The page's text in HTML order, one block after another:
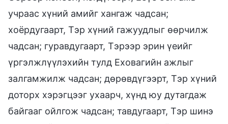
учраас хүний амийг хангаж чадсан;
хоёрдугаарт, Тэр хүний гажуудлыг өөрчилж
чадсан; гуравдугаарт, Тэрээр эрин үеийг
үргэлжлүүлэхийн тулд Еховагийн ажлыг
залгамжилж чадсан; дөрөвдүгээрт, Тэр хүний
доторх хэрэгцээг ухаарч, хүнд юу дутагдаж
байгааг ойлгож чадсан; тавдугаарт, Тэр шинэ